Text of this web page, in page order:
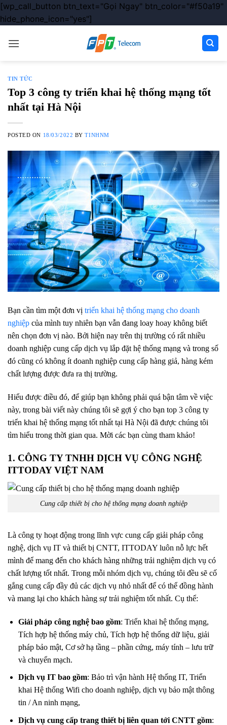
[wp_call_button btn_text="Gọi Ngay" btn_color="#f50a19"
hide_phone_icon="yes"]
nội
TIN TỨC
Top 3 công ty triển khai hệ thống mạng tốt
nhất tại Hà Nội
POSTED ON 18/03/2022 BYTINHNM
Bạn cần tìm một đơn vị triển khai hệ thống mạng cho doanh
nghiệp của mình tuy nhiên bạn vẫn đang loay hoay không biết
nên chọn đơn vị nào. Bởi hiện nay trên thị trường có rất nhiều
doanh nghiệp cung cấp dịch vụ lắp đặt hệ thống mạng và trong số
đó cũng có không ít doanh nghiệp cung cấp hàng giả, hàng kém
chất lượng được đưa ra thị trường.
Hiểu được điều đó, để giúp bạn không phải quá bận tâm về việc
này, trong bài viết này chúng tôi sẽ gợi ý cho bạn top 3 công ty
triển khai hệ thống mạng tốt nhất tại Hà Nội đã được chúng tôi
tìm hiểu trong thời gian qua. Mời các bạn cùng tham khảo!
1. CÔNG TY TNHH DỊCH VỤ CÔNG NGHỆ
ITTODAY VIỆT NAM
Cung cấp thiết bị cho hệ thống mạng doanh nghiệp
Là công ty hoạt động trong lĩnh vực cung cấp giải pháp công
nghệ, dịch vụ IT và thiết bị CNTT, ITTODAY luôn nỗ lực hết
mình để mang đến cho khách hàng những trải nghiệm dịch vụ có
chất lượng tốt nhất. Trong mỗi nhóm dịch vụ, chúng tôi đều sẽ cố
gắng cung cấp đầy đủ các dịch vụ nhỏ nhất để có thể đồng hành
và mang lại cho khách hàng sự trải nghiệm tốt nhất. Cụ thể:
Giải pháp công nghệ bao gồm: Triển khai hệ thống mạng,
Tích hợp hệ thống máy chủ, Tích hợp hệ thống dữ liệu, giải
pháp bảo mật, Cơ sở hạ tầng – phần cứng, máy tính – lưu trữ
và chuyển mạch.
Dịch vụ IT bao gồm: Bảo trì vận hành Hệ thống IT, Triển
khai Hệ thống Wifi cho doanh nghiệp, dịch vụ bảo mật thông
tin / An ninh mạng,
Dịch vụ cung cấp trang thiết bị liên quan tới CNTT gồm: